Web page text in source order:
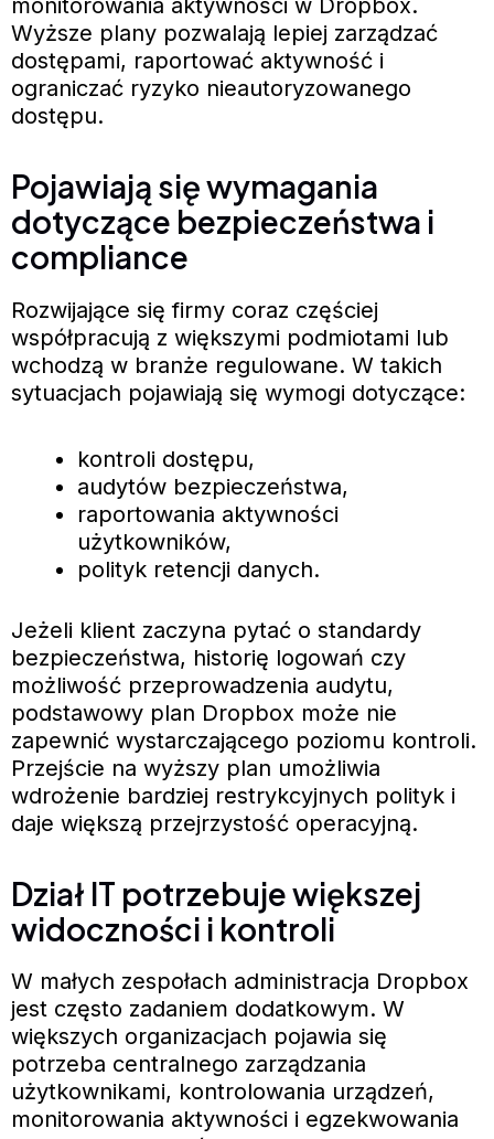
monitorowania aktywności w Dropbox.
Wyższe plany pozwalają lepiej zarządzać
dostępami, raportować aktywność i
ograniczać ryzyko nieautoryzowanego
dostępu.
Pojawiają się wymagania
dotyczące bezpieczeństwa i
compliance
Rozwijające się firmy coraz częściej
współpracują z większymi podmiotami lub
wchodzą w branże regulowane. W takich
sytuacjach pojawiają się wymogi dotyczące:
kontroli dostępu,
audytów bezpieczeństwa,
raportowania aktywności
użytkowników,
polityk retencji danych.
Jeżeli klient zaczyna pytać o standardy
bezpieczeństwa, historię logowań czy
możliwość przeprowadzenia audytu,
podstawowy plan Dropbox może nie
zapewnić wystarczającego poziomu kontroli.
Przejście na wyższy plan umożliwia
wdrożenie bardziej restrykcyjnych polityk i
daje większą przejrzystość operacyjną.
Dział IT potrzebuje większej
widoczności i kontroli
W małych zespołach administracja Dropbox
jest często zadaniem dodatkowym. W
większych organizacjach pojawia się
potrzeba centralnego zarządzania
użytkownikami, kontrolowania urządzeń,
monitorowania aktywności i egzekwowania